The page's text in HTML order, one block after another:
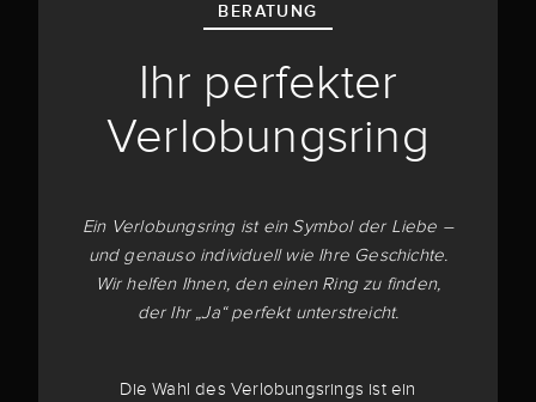
BERATUNG
Ihr perfekter
Verlobungsring
Ein Verlobungsring ist ein Symbol der Liebe –
und genauso individuell wie Ihre Geschichte.
Wir helfen Ihnen, den einen Ring zu finden,
der Ihr „Ja“ perfekt unterstreicht.
Die Wahl des Verlobungsrings ist ein